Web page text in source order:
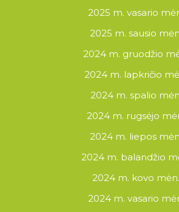
2025 m. vasario
2025 m. sausio
2024 m. gruodžio
2024 m. lapkričio
2024 m. spalio
2024 m. rugsėjo
2024 m. liepos
2024 m. balandžio
2024 m. kovo mėn.
2024 m. vasario